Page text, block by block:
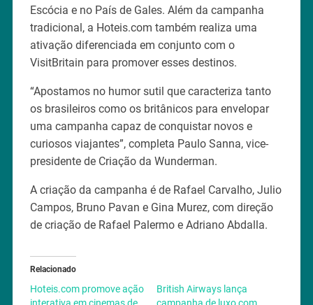
Escócia e no País de Gales. Além da campanha
tradicional, a Hoteis.com também realiza uma
ativação diferenciada em conjunto com o
VisitBritain para promover esses destinos.
“Apostamos no humor sutil que caracteriza tanto
os brasileiros como os britânicos para envelopar
uma campanha capaz de conquistar novos e
curiosos viajantes”, completa Paulo Sanna, vice-
presidente de Criação da Wunderman.
A criação da campanha é de Rafael Carvalho, Julio
Campos, Bruno Pavan e Gina Murez, com direção
de criação de Rafael Palermo e Adriano Abdalla.
Relacionado
Hoteis.com promove ação
interativa em cinemas de
British Airways lança
campanha de luxo com